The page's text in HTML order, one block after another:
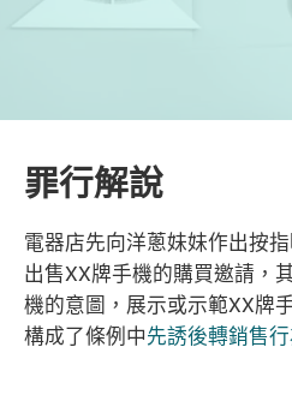
罪行解說
電器店先向洋蔥妹妹作出按
出售XX牌手機的購買邀請，
機的意圖，展示或示範XX牌
構成了條例中先誘後轉銷售